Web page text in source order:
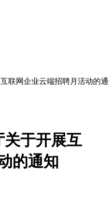
联网企业云端招聘月活动的
关于开展互
的通知